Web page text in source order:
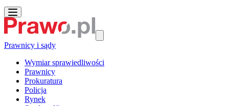
Prawnicy i sądy
Wymiar sprawiedliwości
Prawnicy
Prokuratura
Policja
Rynek